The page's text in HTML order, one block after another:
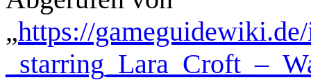
„https://